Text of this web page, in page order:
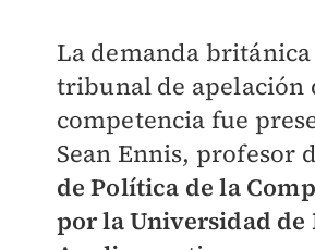
La demanda
tribunal de apelación
competencia fue
Sean Ennis, profesor
de Política de la
por la Universidad de